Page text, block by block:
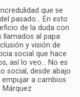
que se
pasado… En esto
de la duda con
llamados al papa
y visión de
social que hace
así lo veo… No es
social, desde abajo
a cambios
Márquez